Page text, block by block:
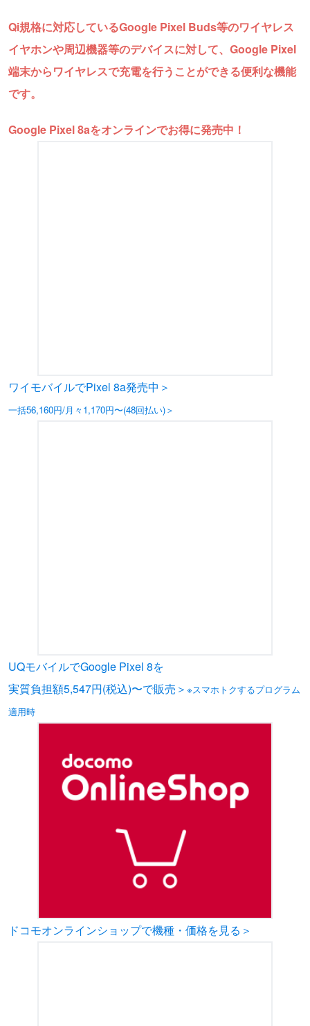
Qi規格に対応しているGoogle Pixel Buds等のワイヤレス
イヤホンや周辺機器等のデバイスに対して、Google Pixel
端末からワイヤレスで充電を行うことができる便利な機能
です。
Google Pixel 8aをオンラインでお得に発売中！
ワイモバイルでPixel 8a発売中＞
一括56,160円/月々1,170円〜(48回払い)＞
UQモバイルでGoogle Pixel 8を
実質負担額5,547円(税込)〜で販売＞ ※スマホトクするプログラム
適用時
ドコモオンラインショップで機種・価格を見る＞